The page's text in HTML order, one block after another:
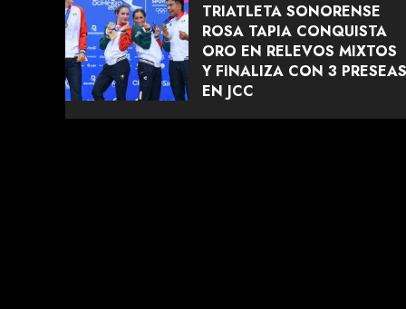
TRIATLETA SONORENSE
ROSA TAPIA CONQUISTA
ORO EN RELEVOS MIXTOS
Y FINALIZA CON 3 PRESEAS
EN JCC
AGOSTO 4, 2026 0